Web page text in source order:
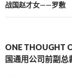
战国赵才女——罗敷
ONE THOUGHT
国通用公司前副总